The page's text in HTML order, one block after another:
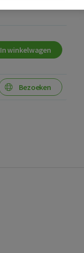
In winkelwagen
Bezoeken